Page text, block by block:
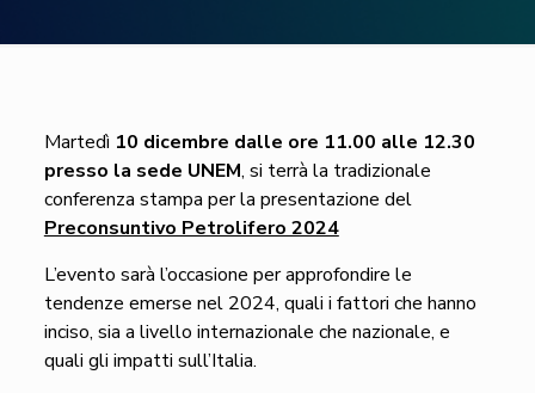
Martedì 10 dicembre dalle ore 11.00 alle 12.30
presso la sede UNEM, si terrà la tradizionale
conferenza stampa per la presentazione del
Preconsuntivo Petrolifero 2024
L’evento sarà l’occasione per approfondire le
tendenze emerse nel 2024, quali i fattori che hanno
inciso, sia a livello internazionale che nazionale, e
quali gli impatti sull’Italia.